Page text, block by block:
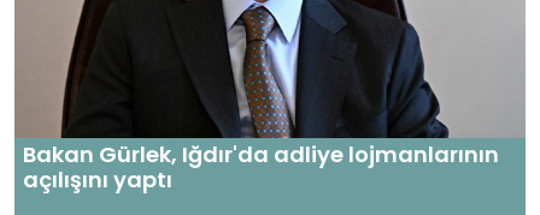
Bakan Gürlek, Iğdır'da adliye lojmanlarının
açılışını yaptı